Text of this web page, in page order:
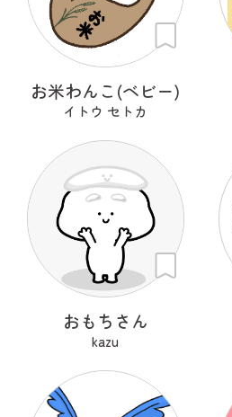
お米わんこ(ベビー)
イトウ セトカ
おもちさん
kazu